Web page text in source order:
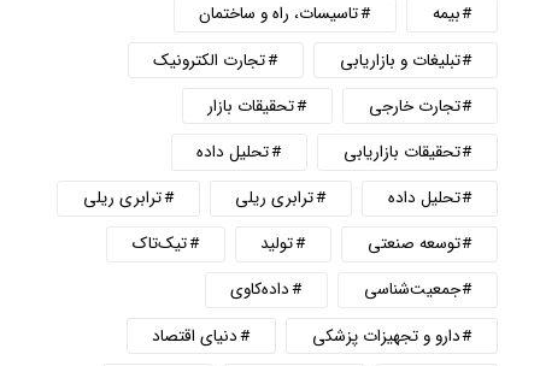
بیمه
تاسیسات، راه و ساختمان
تبلیغات و بازاریابی
تجارت الکترونیک
تجارت خارجی
تحقیقات بازار
تحقیقات بازاریابی
تحلیل داده
تحلیل داده
ترابری ریلی
ترابری ریلی
توسعه صنعتی
تولید
تیک‌تاک
جمعیت‌شناسی
داده‌کاوی
دارو و تجهیزات پزشکی
دنیای اقتصاد